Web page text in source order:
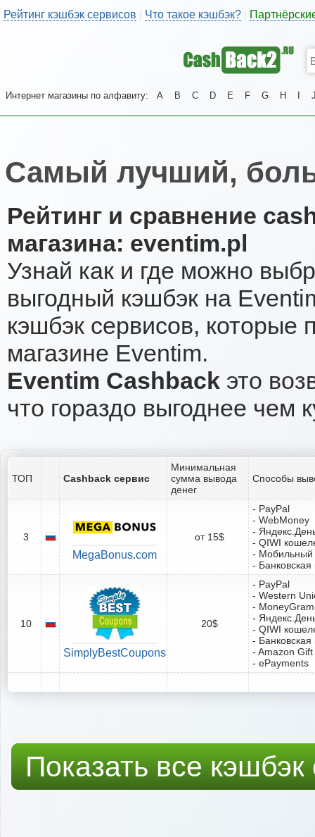
Рейтинг кэшбэк сервисов | Что такое кэшбэк?
Интернет магазины по алфавиту: A B C D E F G H
Самый лучший,
Рейтинг и сравнение
магазина: eventim.pl
Узнай как и где можно
выгодный кэшбэк на
кэшбэк сервисов, которые
магазине Eventim.
Eventim Cashback это
что гораздо выгоднее чем
ТОП Cashback сервис
Минимальная
сумма вывода
денег
Способы
3
MegaBonus.com
от 15$
- PayPal
- WebMoney
-
- QIWI
- Мобильный
-
10
SimplyBestCoupons
20$
- PayPal
- Western
- MoneyGram
-
- QIWI
-
- Amazon
- ePayments
Показать все